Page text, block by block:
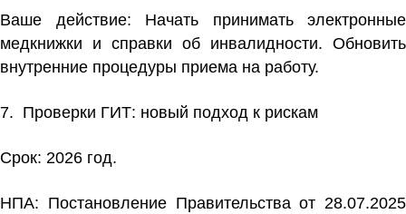
Ваше действие: Начать принимать электронные
медкнижки и справки об инвалидности. Обновить
внутренние процедуры приема на работу.
7. Проверки ГИТ: новый подход к рискам
Срок: 2026 год.
НПА: Постановление Правительства от 28.07.2025